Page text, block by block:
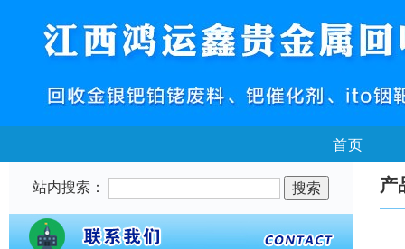
首页
站内搜索： 产